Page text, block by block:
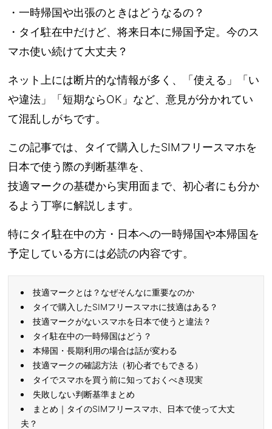
・一時帰国や出張のときはどうなるの？
・タイ駐在中だけど、将来日本に帰国予定。今のス
マホ使い続けて大丈夫？
ネット上には断片的な情報が多く、「使える」「い
や違法」「短期ならOK」など、意見が分かれてい
て混乱しがちです。
この記事では、タイで購入したSIMフリースマホを
日本で使う際の判断基準を、
技適マークの基礎から実用面まで、初心者にも分か
るよう丁寧に解説します。
特にタイ駐在中の方・日本への一時帰国や本帰国を
予定している方には必読の内容です。
技適マークとは？なぜそんなに重要なのか
タイで購入したSIMフリースマホに技適はある？
技適マークがないスマホを日本で使うと違法？
タイ駐在中の一時帰国はどう？
本帰国・長期利用の場合は話が変わる
技適マークの確認方法（初心者でもできる）
タイでスマホを買う前に知っておくべき現実
失敗しない判断基準まとめ
まとめ｜タイのSIMフリースマホ、日本で使って大丈
夫？